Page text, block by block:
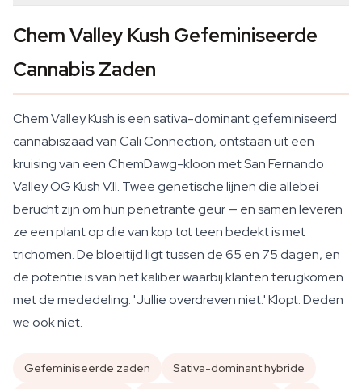
Chem Valley Kush Gefeminiseerde
Cannabis Zaden
Chem Valley Kush is een sativa-dominant gefeminiseerd
cannabiszaad van Cali Connection, ontstaan uit een
kruising van een ChemDawg-kloon met San Fernando
Valley OG Kush V.II. Twee genetische lijnen die allebei
berucht zijn om hun penetrante geur — en samen leveren
ze een plant op die van kop tot teen bedekt is met
trichomen. De bloeitijd ligt tussen de 65 en 75 dagen, en
de potentie is van het kaliber waarbij klanten terugkomen
met de mededeling: 'Jullie overdreven niet.' Klopt. Deden
we ook niet.
Gefeminiseerde zaden
Sativa-dominant hybride